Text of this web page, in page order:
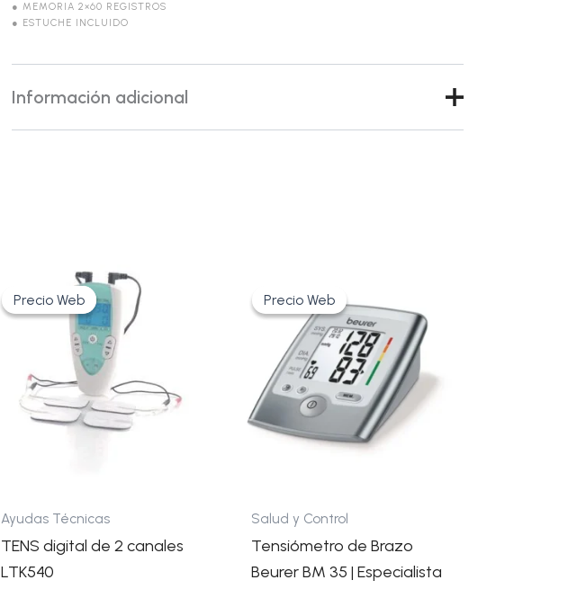
● MEMORIA 2×60 REGISTROS
● ESTUCHE INCLUIDO
Información adicional
Manguito
Bluetooth
Voz
Gama
Precio Web
Precio Web
Ayudas Técnicas
TENS digital de 2 canales
LTK540
precio
original
70,18€.
El
precio
actual
es:
53,30€.
Precio Web
Precio Web
Salud y Control
Tensiómetro de Brazo
Beurer BM 35 | Especialista
precio
original
era:
49,15€.
actual
es:
38,80€.